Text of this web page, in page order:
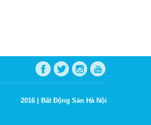
2016 | Bất Động Sản Hà Nội